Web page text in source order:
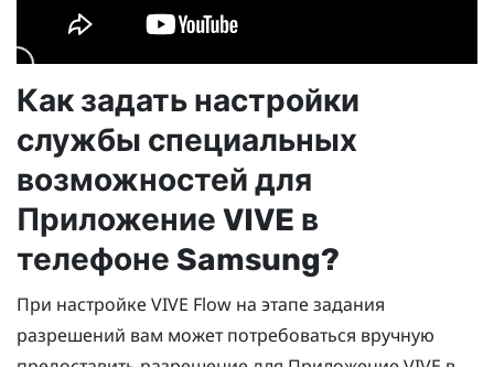
Как задать настройки
службы специальных
возможностей для
Приложение VIVE в
телефоне Samsung?
При настройке VIVE Flow на этапе задания
разрешений вам может потребоваться вручную